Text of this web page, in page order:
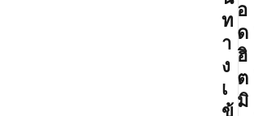
ท
า
ง
เ
ข้
อ
ด
ฮิ
ต
มิ